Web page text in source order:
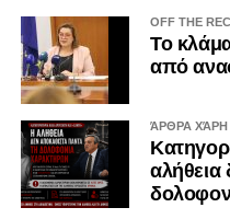
Γιατί οι κοινωνίες που
Και οι κοινωνίες που
αφήνουν χώρο στους
ξαναγράψουν το
Σήμερα, λοιπόν, η 19η
OFF THE
Το
από
ΆΡΘΡΑ
αλήθεια